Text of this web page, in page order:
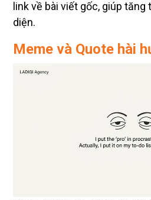
link về bài viết gốc, giúp tăng
diện.
Meme và Quote hài